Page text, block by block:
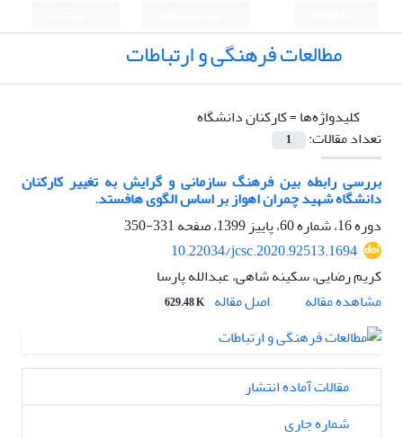
مطالعات فرهنگی و ارتباطات
کلیدواژه‌ها =کارکنان دانشگاه
تعداد مقالات:
1
بررسی رابطه بین فرهنگ سازمانی و گرایش به تغییر کارکنان
دانشگاه شهید چمران اهواز بر اساس الگوی هافستد.
دوره 16، شماره 60، پاییز 1399، صفحه
331-350
10.22034/jcsc.2020.92513.1694
کریم رضایی، سکینه شاهی، عبدالله پارسا
مشاهده مقاله
اصل مقاله 629.48 K
مقالات آماده انتشار
شماره جاری